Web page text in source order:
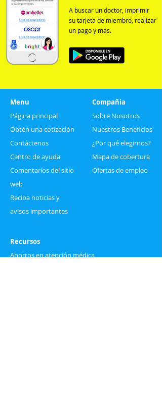
Menu
Página principal
Obtén una cotización
Contáctenos
Centro de ayuda
Comentarios del sitio
web
Reciba noticias y
avisos importantes
Compañia
Sobre Nosotros
Nuestros Beneficios
¿Por qué elegirnos?
Mapa de cobertura
Ofertas de empleo
Recursos
Ahorros en atención médica
A buscar un doctor, imprimir
su tarjeta de miembro, realizar
un pago y más.